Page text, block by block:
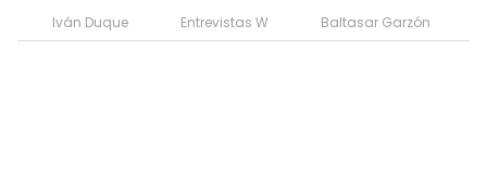
Iván Duque
Entrevistas W Baltasar Garzón